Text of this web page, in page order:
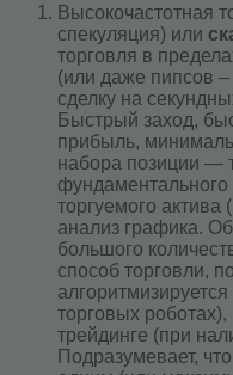
Высокочастотная
спекуляция) или
торговля в
(или даже пипсов
сделку на
Быстрый заход,
прибыль,
набора позиции —
фундаментального
торгуемого
анализ графика.
большого
способ торговли,
торговых
трейдинге (при
Подразумевает,